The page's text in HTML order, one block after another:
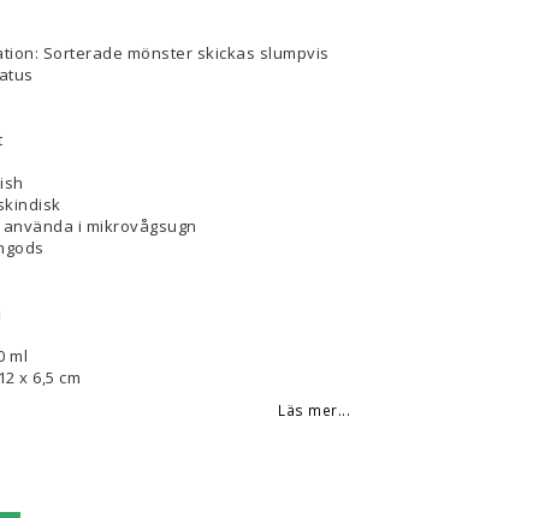
Sorterade mönster skickas slumpvis
i mikrovågsugn
ml
x 6,5 cm
Läs mer...